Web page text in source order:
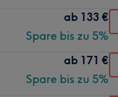
ab 133 €
Spare bis zu 5%
ab 171 €
Spare bis zu 5%